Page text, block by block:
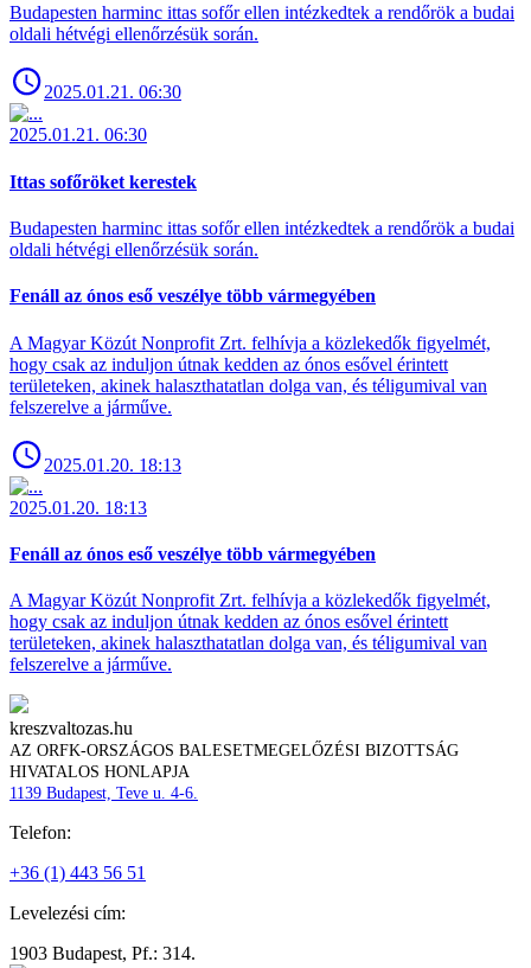
Budapesten harminc ittas sofőr ellen intézkedtek a rendőrök a budai
oldali hétvégi ellenőrzésük során.
2025.01.21. 06:30
2025.01.21. 06:30
Ittas sofőröket kerestek
Budapesten harminc ittas sofőr ellen intézkedtek a rendőrök a budai
oldali hétvégi ellenőrzésük során.
Fenáll az ónos eső veszélye több vármegyében
A Magyar Közút Nonprofit Zrt. felhívja a közlekedők figyelmét,
hogy csak az induljon útnak kedden az ónos esővel érintett
területeken, akinek halaszthatatlan dolga van, és téligumival van
felszerelve a járműve.
2025.01.20. 18:13
2025.01.20. 18:13
Fenáll az ónos eső veszélye több vármegyében
A Magyar Közút Nonprofit Zrt. felhívja a közlekedők figyelmét,
hogy csak az induljon útnak kedden az ónos esővel érintett
területeken, akinek halaszthatatlan dolga van, és téligumival van
felszerelve a járműve.
kreszvaltozas.hu
AZ ORFK-ORSZÁGOS BALESETMEGELŐZÉSI BIZOTTSÁG
HIVATALOS HONLAPJA
1139 Budapest, Teve u. 4-6.
Telefon:
+36 (1) 443 56 51
Levelezési cím:
1903 Budapest, Pf.: 314.